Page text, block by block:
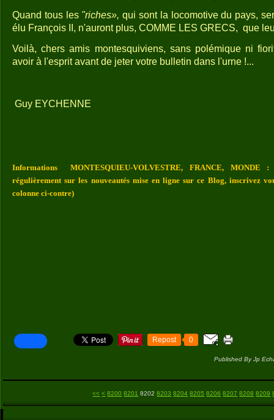
Quand tous les "riches», qui sont la locomotive du pays,
élu François II, n'auront plus, COMME LES GRECS, que
Voilà, chers amis montesquiviens, sans polémique ni
avoir à l'esprit avant de jeter votre bulletin dans l'urne !...
Guy EYCHENNE
Informations MONTESQUIEU-VOLVESTRE, FRANCE, MONDE
régulièrement sur les nouveautés mise en ligne sur ce Blog, inscrivez
colonne ci-contre)
Repost 0
Published By Jp
<< < 8200 8201 8202 8203 8204 8205 8206 8207 8208 8209